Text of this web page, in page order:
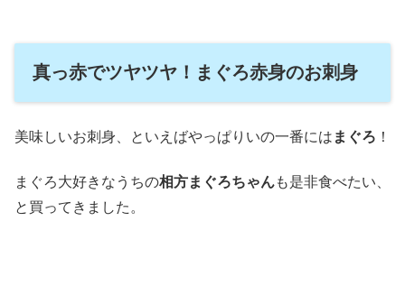
真っ赤でツヤツヤ！まぐろ赤身のお刺身
美味しいお刺身、といえばやっぱりいの一番には まぐろ ！
まぐろ大好きなうちの相方まぐろちゃんも是非食べたい、
と買ってきました。